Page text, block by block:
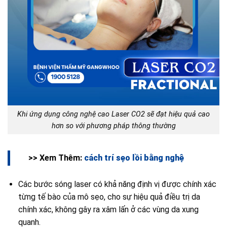
Khi ứng dụng công nghệ cao Laser CO2 sẽ đạt hiệu quả cao
hơn so với phương pháp thông thường
>> Xem Thêm: cách trí sẹo lồi bằng nghệ
Các bước sóng laser có khả năng định vị được chính xác
từng tế bào của mô sẹo, cho sự hiệu quả điều trị da
chính xác, không gây ra xâm lấn ở các vùng da xung
quanh.